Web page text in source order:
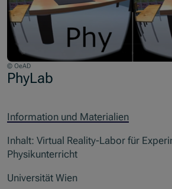
© OeAD
PhyLab
Information und Materialien
Inhalt: Virtual Reality-Labor für
Physikunterricht
Universität Wien